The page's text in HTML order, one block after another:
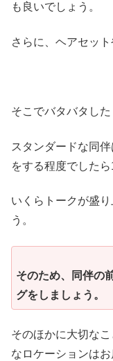
も良いでしょう。
さらに、ヘアセッ
そこでバタバタした
スタンダードな同
をする程度でした
いくらトークが盛
う。
そのため、同伴の
グをしましょう。
そのほかに大切な
なロケーションはお